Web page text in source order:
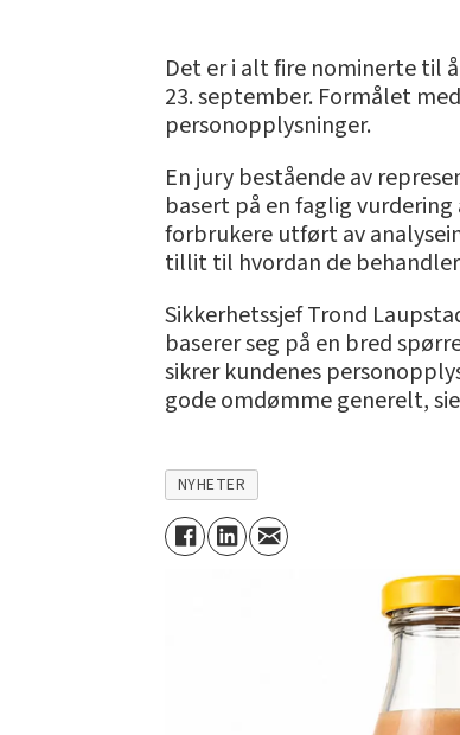
Det er i alt fire nominerte til
23. september. Formålet
personopplysninger.
En jury bestående av
basert på en faglig
forbrukere utført av
tillit til hvordan de
Sikkerhetssjef Trond
baserer seg på en bred
sikrer kundenes
gode omdømme generelt,
NYHETER